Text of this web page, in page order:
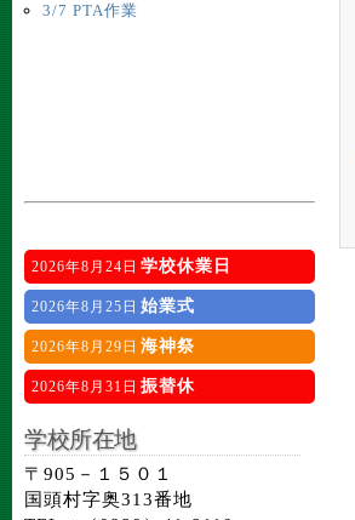
3/7 PTA作業
2026年8月24日 学校休業日
2026年8月25日 始業式
2026年8月29日 海神祭
2026年8月31日 振替休
学校所在地
〒905－１５０１
国頭村字奥313番地